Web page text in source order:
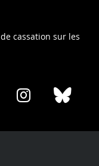
cassation sur les
Share
Share
Instagram